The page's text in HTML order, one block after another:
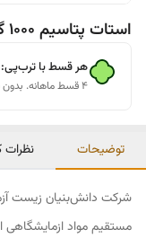
استات پتاسیم 1000 گرمی مرک آلمان اصلی با خلوص بالا
هر قسط با ترب‌پی:
۴ قسط ماهانه. بدون سود، چک و ضامن.
توضیحات نظرات
شرکت دانش‌بنیان زیست
مستقیم مواد